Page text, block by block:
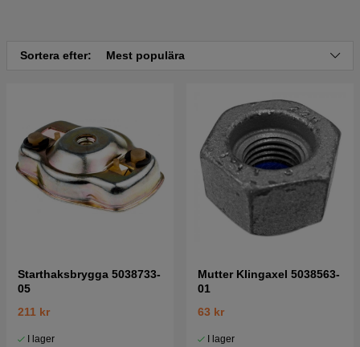
Sortera efter: Mest populära
Starthaksbrygga 5038733-
05
211 kr
I lager
Mutter Klingaxel 5038563-
01
63 kr
I lager